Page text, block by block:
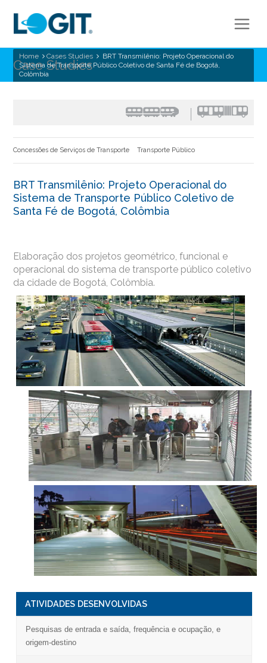
Case Studies
Home Cases Studies
BRT Transmilênio: Projeto Operacional do
Sistema de Transporte Público Coletivo de Santa Fé de Bogotá,
Colômbia
Concessões de Serviços de Transporte Transporte Público
BRT Transmilênio: Projeto Operacional do
Sistema de Transporte Público Coletivo de
Santa Fé de Bogotá, Colômbia
Elaboração dos projetos geométrico, funcional e
operacional do sistema de transporte público coletivo
da cidade de Bogotá, Colômbia.
ATIVIDADES DESENVOLVIDAS
Pesquisas de entrada e saída, frequência e ocupação, e
origem-destino